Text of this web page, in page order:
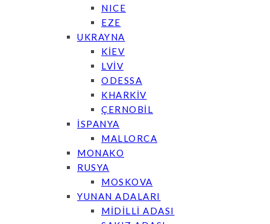
NICE
EZE
UKRAYNA
KİEV
LVİV
ODESSA
KHARKİV
ÇERNOBİL
İSPANYA
MALLORCA
MONAKO
RUSYA
MOSKOVA
YUNAN ADALARI
MİDİLLİ ADASI